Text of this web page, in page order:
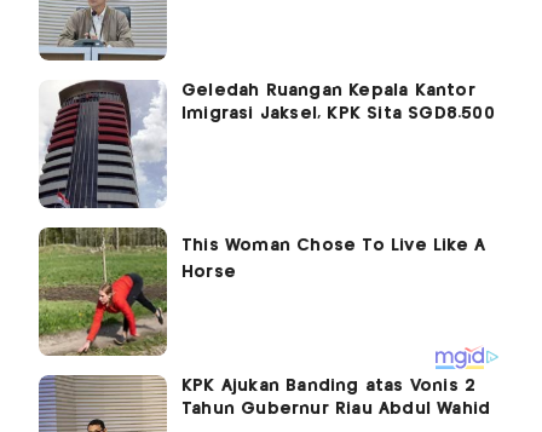
Geledah Ruangan Kepala Kantor
Imigrasi Jaksel, KPK Sita SGD8.500
KPK Ajukan Banding atas Vonis 2
Tahun Gubernur Riau Abdul Wahid